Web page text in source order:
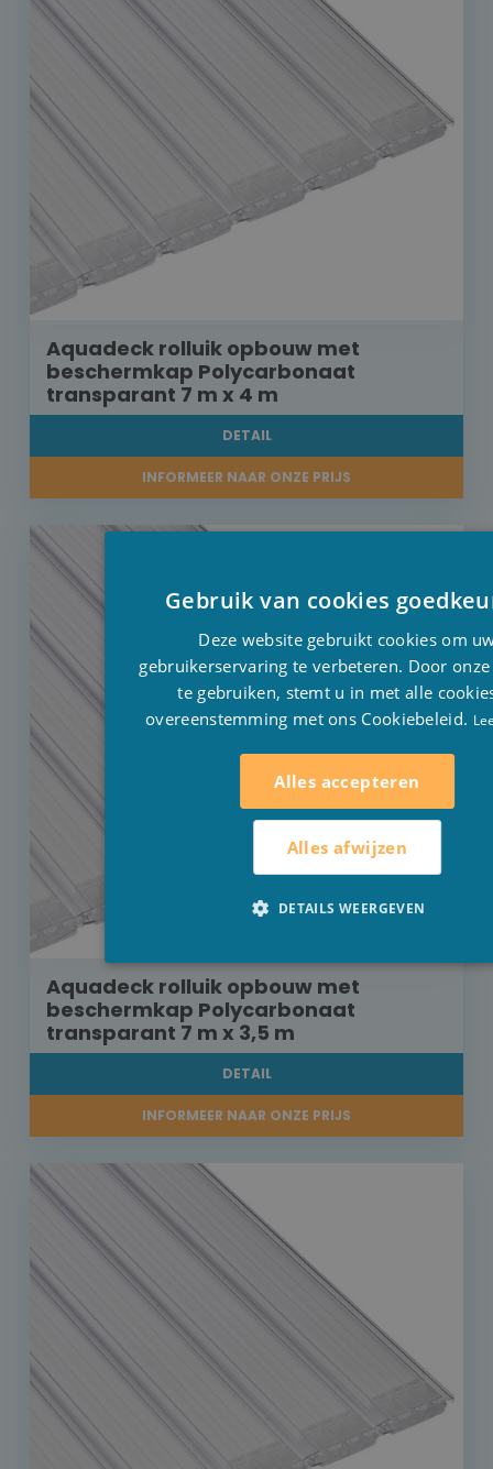
Aquadeck rolluik opbouw met
beschermkap Polycarbonaat
transparant 7 m x 4 m
DETAIL
INFORMEER NAAR ONZE PRIJS
Aquadeck rolluik opbouw met
beschermkap Polycarbonaat
transparant 7 m x 3,5 m
DETAIL
INFORMEER NAAR ONZE PRIJS
Gebruik van cookies
Deze website gebruikt cookies om
gebruikerservaring te verbeteren. Door
te gebruiken, stemt u in met alle
overeenstemming met ons Cookiebeleid.
Alles accepteren
Alles afwijzen
DETAILS WEERGEVEN